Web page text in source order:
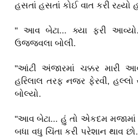
હસતાં હસતાં કોઈ વાત કરી રહ્યો
" આવ બેટા... ક્યા ફરી
ઉજ્જ્વલા બોલી.
"આંટી અંજારમાં ચક્કર મારી
હરિલાલ તરફ નજર ફેરવી,
બોલ્યો.
"આવ બેટા... હું તો એકદમ
બધા વધુ ચિંતા કરી પરેશાન થાવ